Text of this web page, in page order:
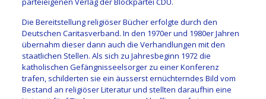
Die Bereitstellung religiöser Bücher erfolgte durch den
Deutschen Caritasverband. In den 1970er und 1980er Jahren
übernahm dieser dann auch die Verhandlungen mit den
staatlichen Stellen. Als sich zu Jahresbeginn 1972 die
katholischen Gefängnisseelsorger zu einer Konferenz
trafen, schilderten sie ein äusserst ernüchterndes Bild vom
Bestand an religiöser Literatur und stellten daraufhin eine